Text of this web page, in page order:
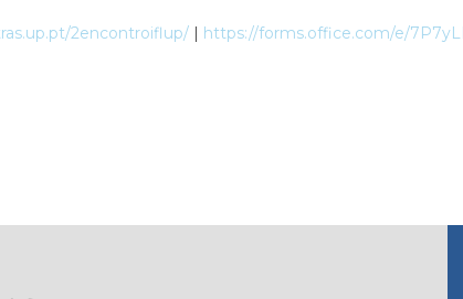
2encontroiflup/ | https://forms.office.com/e/